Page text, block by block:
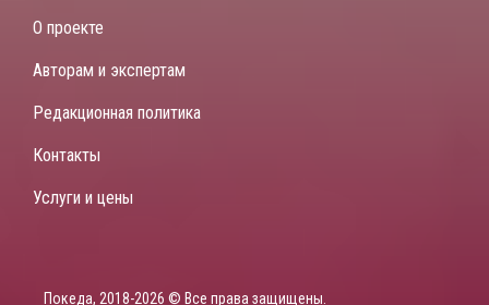
О проекте
Авторам и экспертам
Редакционная политика
Контакты
Услуги и цены
Покеда, 2018-2026 © Все права защищены.